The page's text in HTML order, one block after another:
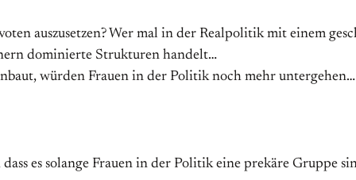
auszusetzen? Wer mal in der Realpolitik mit einem
dominierte Strukturen handelt…
würden Frauen in der Politik noch mehr untergehen…
dass es solange Frauen in der Politik eine prekäre Gruppe